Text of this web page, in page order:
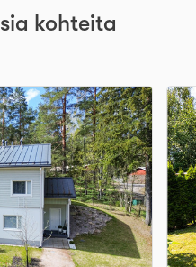
kohteita